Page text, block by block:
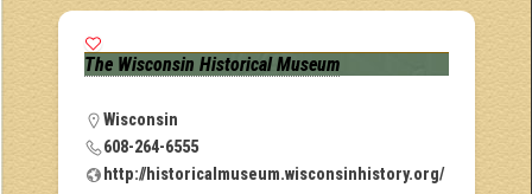
The Wisconsin Historical Museum
Wisconsin
608-264-6555
http://historicalmuseum.wisconsinhistory.org/